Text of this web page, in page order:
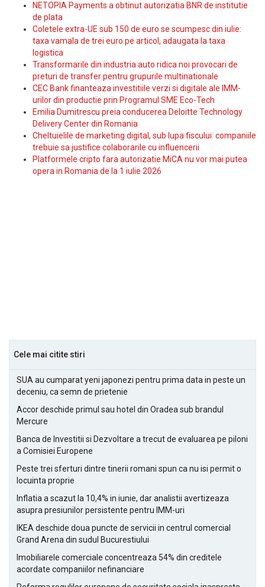
NETOPIA Payments a obtinut autorizatia BNR de institutie
de plata
Coletele extra-UE sub 150 de euro se scumpesc din iulie:
taxa vamala de trei euro pe articol, adaugata la taxa
logistica
Transformarile din industria auto ridica noi provocari de
preturi de transfer pentru grupurile multinationale
CEC Bank finanteaza investitiile verzi si digitale ale IMM-
urilor din productie prin Programul SME Eco-Tech
Emilia Dumitrescu preia conducerea Deloitte Technology
Delivery Center din Romania
Cheltuielile de marketing digital, sub lupa fiscului: companiile
trebuie sa justifice colaborarile cu influencerii
Platformele cripto fara autorizatie MiCA nu vor mai putea
opera in Romania de la 1 iulie 2026
Cele mai citite stiri
SUA au cumparat yeni japonezi pentru prima data in peste un
deceniu, ca semn de prietenie
Accor deschide primul sau hotel din Oradea sub brandul
Mercure
Banca de Investitii si Dezvoltare a trecut de evaluarea pe piloni
a Comisiei Europene
Peste trei sferturi dintre tinerii romani spun ca nu isi permit o
locuinta proprie
Inflatia a scazut la 10,4% in iunie, dar analistii avertizeaza
asupra presiunilor persistente pentru IMM-uri
IKEA deschide doua puncte de servicii in centrul comercial
Grand Arena din sudul Bucurestiului
Imobiliarele comerciale concentreaza 54% din creditele
acordate companiilor nefinanciare